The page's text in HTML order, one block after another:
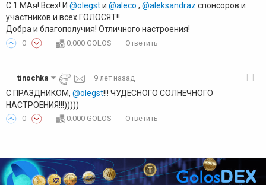
С 1 МАя! Всех! И @olegstи @aleco , @aleksandraz спонсоров и
участников и всех ГОЛОСЯТ!!
Добра и благополучия! Отличного настроения!
0 0.000 GOLOS Ответить
[-]
tinochka · 9 лет назад
С ПРАЗДНИКОМ, @olegst!!! ЧУДЕСНОГО СОЛНЕЧНОГО
НАСТРОЕНИЯ!!!)))))
0 0.000 GOLOS Ответить